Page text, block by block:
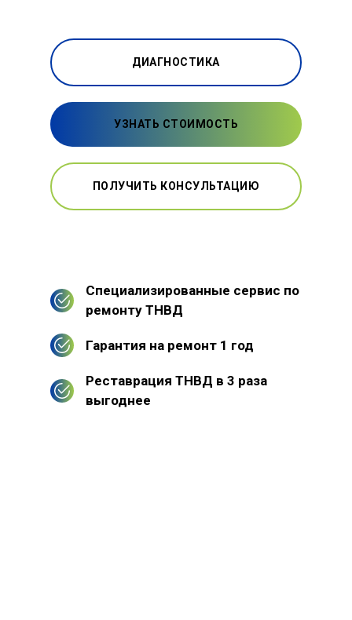
ДИАГНОСТИКА
УЗНАТЬ СТОИМОСТЬ
ПОЛУЧИТЬ КОНСУЛЬТАЦИЮ
Специализированные сервис по
ремонту ТНВД
Гарантия на ремонт 1 год
Реставрация ТНВД в 3 раза
выгоднее